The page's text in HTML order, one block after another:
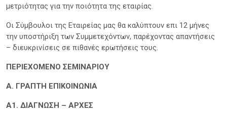
μετριότητας για την ποιότητα της εταιρίας.
Οι Σύμβουλοι της Εταιρείας μας θα καλύπτουν επι 12 μήνες
την υποστήριξη των Συμμετεχόντων, παρέχοντας απαντήσεις
– διευκρινίσεις σε πιθανές ερωτήσεις τους.
ΠΕΡΙΕΧΟΜΕΝΟ ΣΕΜΙΝΑΡΙΟΥ
Α. ΓΡΑΠΤΗ ΕΠΙΚΟΙΝΩΝΙΑ
Α1. ΔΙΑΓΝΩΣΗ – ΑΡΧΕΣ